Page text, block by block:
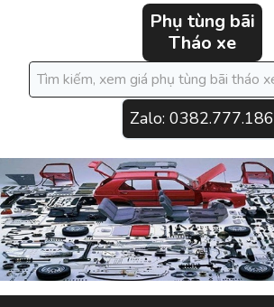
Phụ tùng bãi
Tháo xe
Zalo: 0382.777.186